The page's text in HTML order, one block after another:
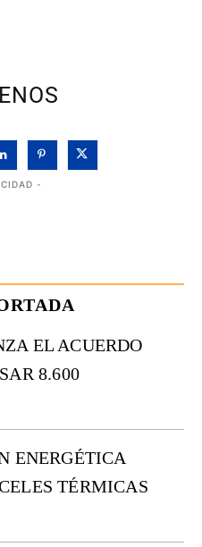
-
EL ACUERDO
8.600
ENERGÉTICA
TÉRMICAS